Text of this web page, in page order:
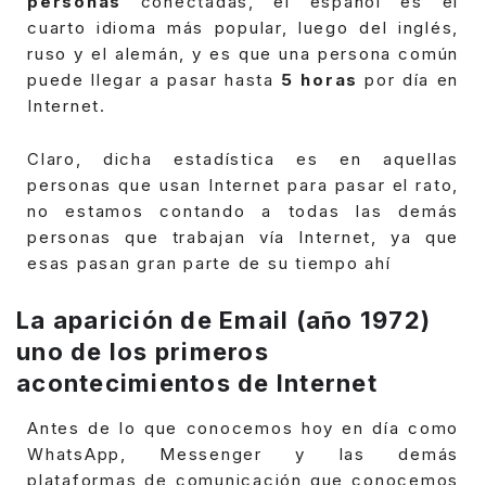
cuarto idioma más popular, luego del inglés,
ruso y el alemán, y es que una persona común
puede llegar a pasar hasta 5 horaspor día en
Internet.
Claro, dicha estadística es en aquellas
personas que usan Internet para pasar el rato,
no estamos contando a todas las demás
personas que trabajan vía Internet, ya que
esas pasan gran parte de su tiempo ahí
La aparición de Email (año 1972)
uno de los primeros
acontecimientos de Internet
Antes de lo que conocemos hoy en día como
WhatsApp, Messenger y las demás
plataformas de comunicación que conocemos